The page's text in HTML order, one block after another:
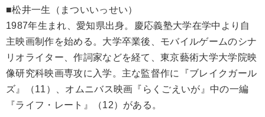
■松井一生（まついいっせい）
1987年生まれ、愛知県出身。慶応義塾大学在学中より自
主映画制作を始める。大学卒業後、モバイルゲームのシナ
リオライター、作詞家などを経て、東京藝術大学大学院映
像研究科映画専攻に入学。主な監督作に『ブレイクガール
ズ』（11）、オムニバス映画『らくごえいが』中の一編
『ライフ・レート』（12）がある。